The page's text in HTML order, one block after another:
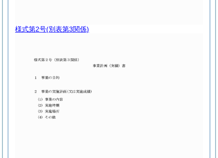
様式第2号(別表第3関係)